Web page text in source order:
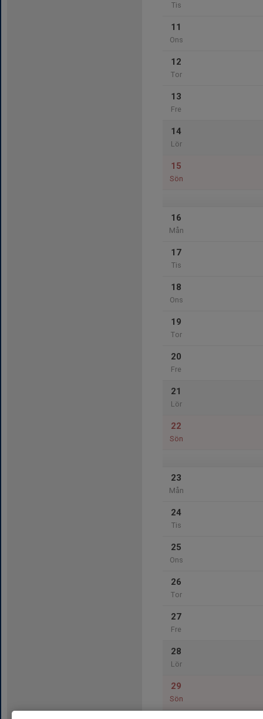
Tis
11
Ons
12
Tor
13
Fre
14
Lör
15
Sön
16
Mån
17
Tis
18
Ons
19
Tor
20
Fre
21
Lör
22
Sön
23
Mån
24
Tis
25
Ons
26
Tor
27
Fre
28
Lör
29
Sön